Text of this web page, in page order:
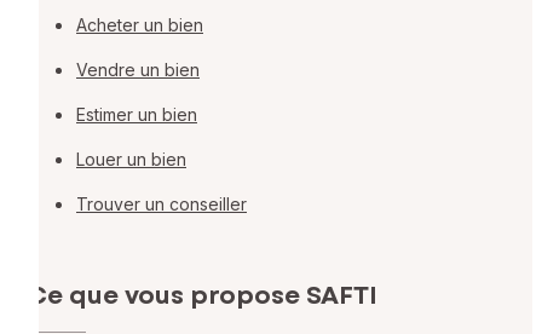
Acheter un bien
Vendre un bien
Estimer un bien
Louer un bien
Trouver un conseiller
Ce que vous propose SAFTI